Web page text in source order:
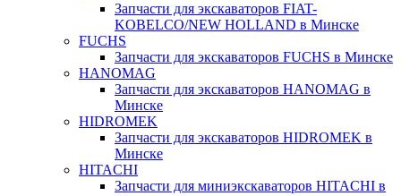
Запчасти для экскаваторов FIAT-
KOBELCO/NEW HOLLAND в Минске
FUCHS
Запчасти для экскаваторов FUCHS в Минске
HANOMAG
Запчасти для экскаваторов HANOMAG в
Минске
HIDROMEK
Запчасти для экскаваторов HIDROMEK в
Минске
HITACHI
Запчасти для миниэкскаваторов HITACHI в